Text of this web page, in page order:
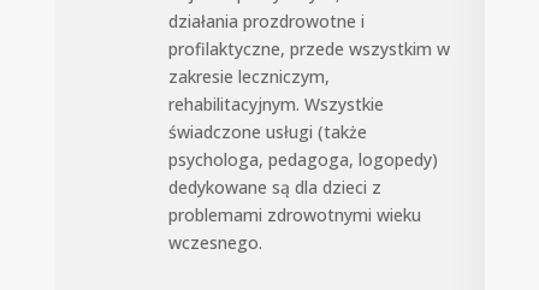
działania prozdrowotne i
profilaktyczne, przede wszystkim w
zakresie leczniczym,
rehabilitacyjnym. Wszystkie
świadczone usługi (także
psychologa, pedagoga, logopedy)
dedykowane są dla dzieci z
problemami zdrowotnymi wieku
wczesnego.